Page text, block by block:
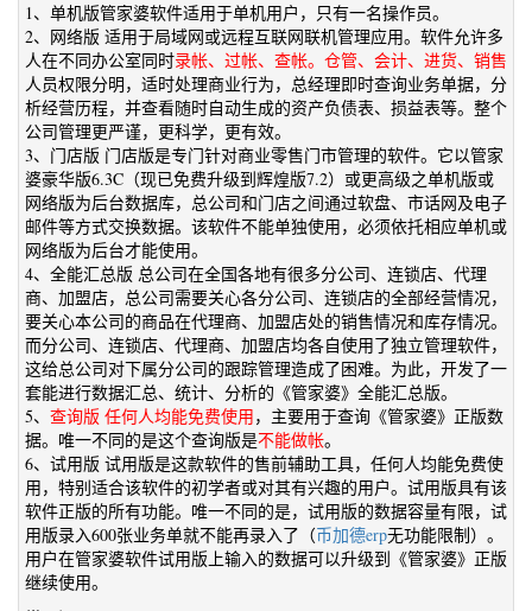
1、单机版管家婆软件适用于单机用户，只有一名操作员。
2、网络版 适用于局域网或远程互联网联机管理应用。软件允许多
人在不同办公室同时录帐、过帐、查帐。仓管、会计、进货、销售
人员权限分明，适时处理商业行为，总经理即时查询业务单据，分
析经营历程，并查看随时自动生成的资产负债表、损益表等。整个
公司管理更严谨，更科学，更有效。
3、门店版 门店版是专门针对商业零售门市管理的软件。它以管家
婆豪华版6.3C（现已免费升级到辉煌版7.2）或更高级之单机版或
网络版为后台数据库，总公司和门店之间通过软盘、市话网及电子
邮件等方式交换数据。该软件不能单独使用，必须依托相应单机或
网络版为后台才能使用。
4、全能汇总版 总公司在全国各地有很多分公司、连锁店、代理
商、加盟店，总公司需要关心各分公司、连锁店的全部经营情况，
要关心本公司的商品在代理商、加盟店处的销售情况和库存情况。
而分公司、连锁店、代理商、加盟店均各自使用了独立管理软件，
这给总公司对下属分公司的跟踪管理造成了困难。为此，开发了一
套能进行数据汇总、统计、分析的《管家婆》全能汇总版。
5、 查询版 任何人均能免费使用，主要用于查询《管家婆》正版数
据。唯一不同的是这个查询版是不能做帐。
6、试用版 试用版是这款软件的售前辅助工具，任何人均能免费使
用，特别适合该软件的初学者或对其有兴趣的用户。试用版具有该
软件正版的所有功能。唯一不同的是，试用版的数据容量有限，试
用版录入600张业务单就不能再录入了（币加德erp无功能限制）。
用户在管家婆软件试用版上输入的数据可以升级到《管家婆》正版
继续使用。